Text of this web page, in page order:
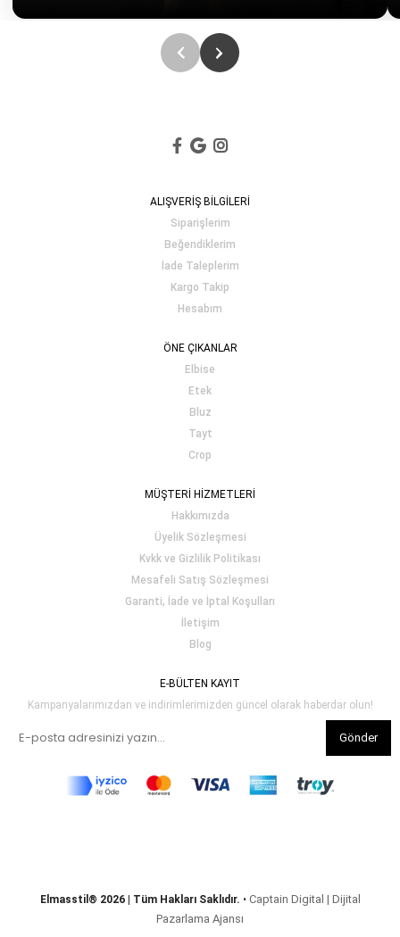
ALIŞVERİŞ BİLGİLERİ
Siparişlerim
Beğendiklerim
İade Taleplerim
Kargo Takip
Hesabım
ÖNE ÇIKANLAR
Elbise
Etek
Bluz
Tayt
Crop
MÜŞTERİ HİZMETLERİ
Hakkımızda
Üyelik Sözleşmesi
Kvkk ve Gizlilik Politikası
Mesafeli Satış Sözleşmesi
Garanti, İade ve İptal Koşulları
İletişim
Blog
E-BÜLTEN KAYIT
Kampanyalarımızdan ve indirimlerimizden güncel olarak haberdar olun!
Gönder
Elmasstil® 2026 | Tüm Hakları Saklıdır. • Captain Digital | Dijital
Pazarlama Ajansı